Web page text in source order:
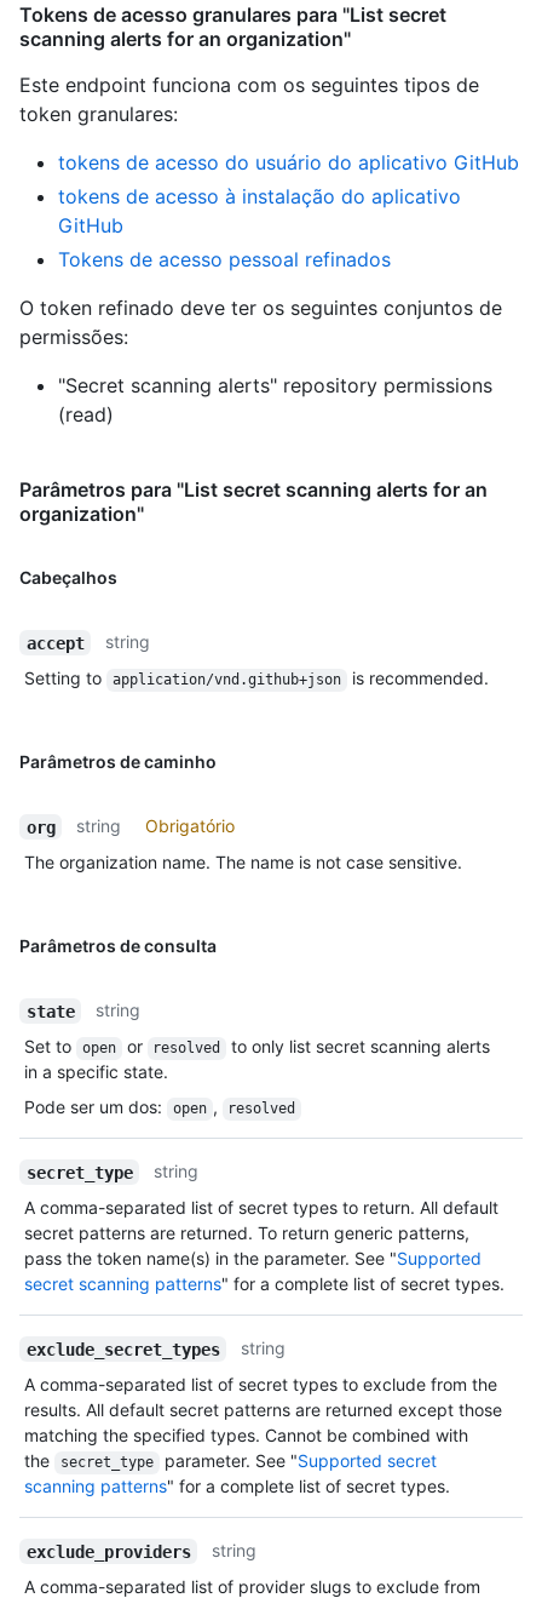
Tokens de acesso granulares para "List secret
scanning alerts for an organization"
Este endpoint funciona com os seguintes tipos de
token granulares:
tokens de acesso do usuário do aplicativo GitHub
tokens de acesso à instalação do aplicativo
GitHub
Tokens de acesso pessoal refinados
O token refinado deve ter os seguintes conjuntos de
permissões:
"Secret scanning alerts" repository permissions
(read)
Parâmetros para "List secret scanning alerts for an
organization"
Cabeçalhos
accept
string
Setting to
application/vnd.github+json is recommended.
Parâmetros de caminho
org string
Obrigatório
The organization name. The name is not case sensitive.
Parâmetros de consulta
state
string
Set to
open or resolved
to only list secret scanning alerts
in a specific state.
Pode ser um dos: open , resolved
secret_type
string
A comma-separated list of secret types to return. All default
secret patterns are returned. To return generic patterns,
pass the token name(s) in the parameter. See "Supported
secret scanning patterns" for a complete list of secret types.
exclude_secret_types
string
A comma-separated list of secret types to exclude from the
results. All default secret patterns are returned except those
matching the specified types. Cannot be combined with
the
secret_type parameter. See "Supported secret
scanning patterns" for a complete list of secret types.
exclude_providers
string
A comma-separated list of provider slugs to exclude from